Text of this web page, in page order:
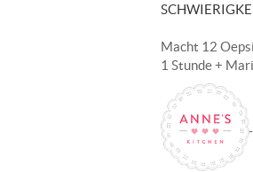
Macht 12
1 Stunde +